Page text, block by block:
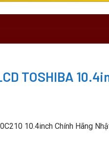
TOSHIBA
10.4inch Chính Hãng